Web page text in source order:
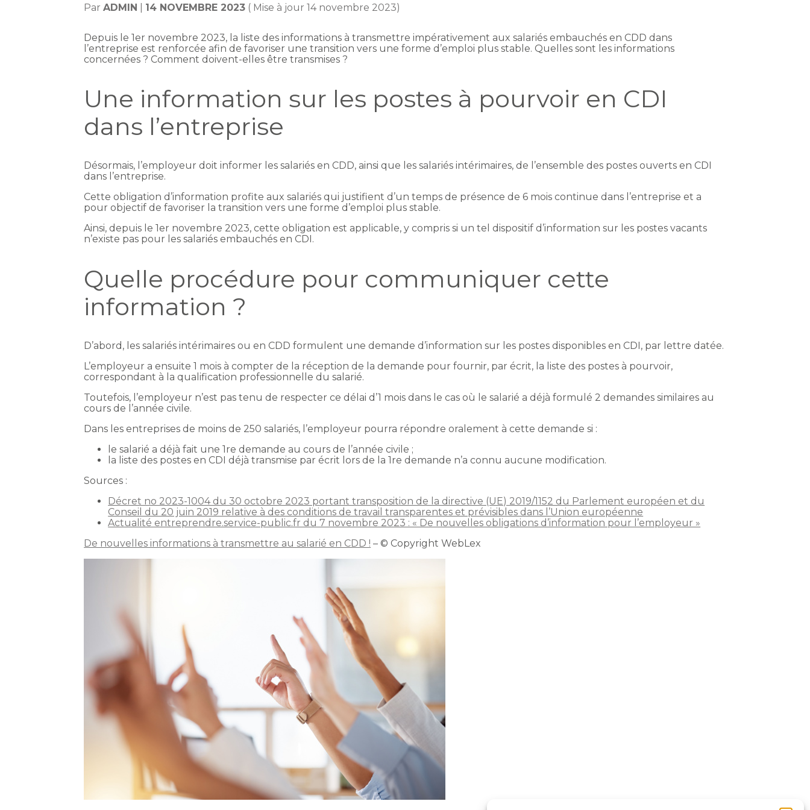
ParADMIN 14 NOVEMBRE 2023 ( Mise à jour 14 novembre 2023)
Depuis le 1er novembre 2023, la liste des informations à transmettre impérativement aux salariés embauchés en CDD dans
l’entreprise est renforcée afin de favoriser une transition vers une forme d’emploi plus stable. Quelles sont les informations
concernées ? Comment doivent-elles être transmises ?
Une information sur les postes à pourvoir en CDI
dans l’entreprise
Désormais, l’employeur doit informer les salariés en CDD, ainsi que les salariés intérimaires, de l’ensemble des postes ouverts en CDI
dans l’entreprise.
Cette obligation d’information profite aux salariés qui justifient d’un temps de présence de 6 mois continue dans l’entreprise et a
pour objectif de favoriser la transition vers une forme d’emploi plus stable.
Ainsi, depuis le 1er novembre 2023, cette obligation est applicable, y compris si un tel dispositif d’information sur les postes vacants
n’existe pas pour les salariés embauchés en CDI.
Quelle procédure pour communiquer cette
information ?
D’abord, les salariés intérimaires ou en CDD formulent une demande d’information sur les postes disponibles en CDI, par lettre datée.
L’employeur a ensuite 1 mois à compter de la réception de la demande pour fournir, par écrit, la liste des postes à pourvoir,
correspondant à la qualification professionnelle du salarié.
Toutefois, l’employeur n’est pas tenu de respecter ce délai d’1 mois dans le cas où le salarié a déjà formulé 2 demandes similaires au
cours de l’année civile.
Dans les entreprises de moins de 250 salariés, l’employeur pourra répondre oralement à cette demande si :
le salarié a déjà fait une 1re demande au cours de l’année civile ;
la liste des postes en CDI déjà transmise par écrit lors de la 1re demande n’a connu aucune modification.
Sources :
Décret no 2023-1004 du 30 octobre 2023 portant transposition de la directive (UE) 2019/1152 du Parlement européen et du
Conseil du 20 juin 2019 relative à des conditions de travail transparentes et prévisibles dans l’Union européenne
Actualité entreprendre.service-public.fr du 7 novembre 2023 : « De nouvelles obligations d’information pour l’employeur »
De nouvelles informations à transmettre au salarié en CDD ! – © Copyright WebLex